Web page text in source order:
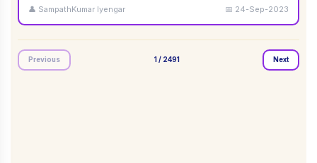
👤 SampathKumar Iyengar 📅 24-Sep-2023
Previous 1 / 2491 Next